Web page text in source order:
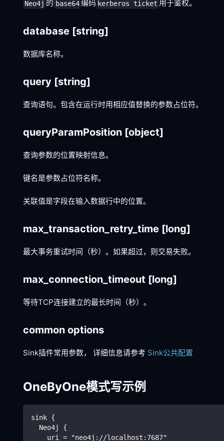
Neo4j 的 base64 编码 kerberos ticket 用于鉴权。
database [string]
数据库名称。
query [string]
查询语句。包含在运行时用相应值替换的参数占位符。
queryParamPosition [object]
查询参数的位置映射信息。
键名是参数占位符名称。
关联值是字段在输入数据行中的位置。
max_transaction_retry_time [long]
最大事务重试时间（秒）。如果超过，则交易失败。
max_connection_timeout [long]
等待TCP连接建立的最长时间（秒）。
common options
Sink插件常用参数， 详细信息请参考 Sink公共配置
OneByOne模式写示例
sink {
  Neo4j {
    uri = "neo4j://localhost:7687"